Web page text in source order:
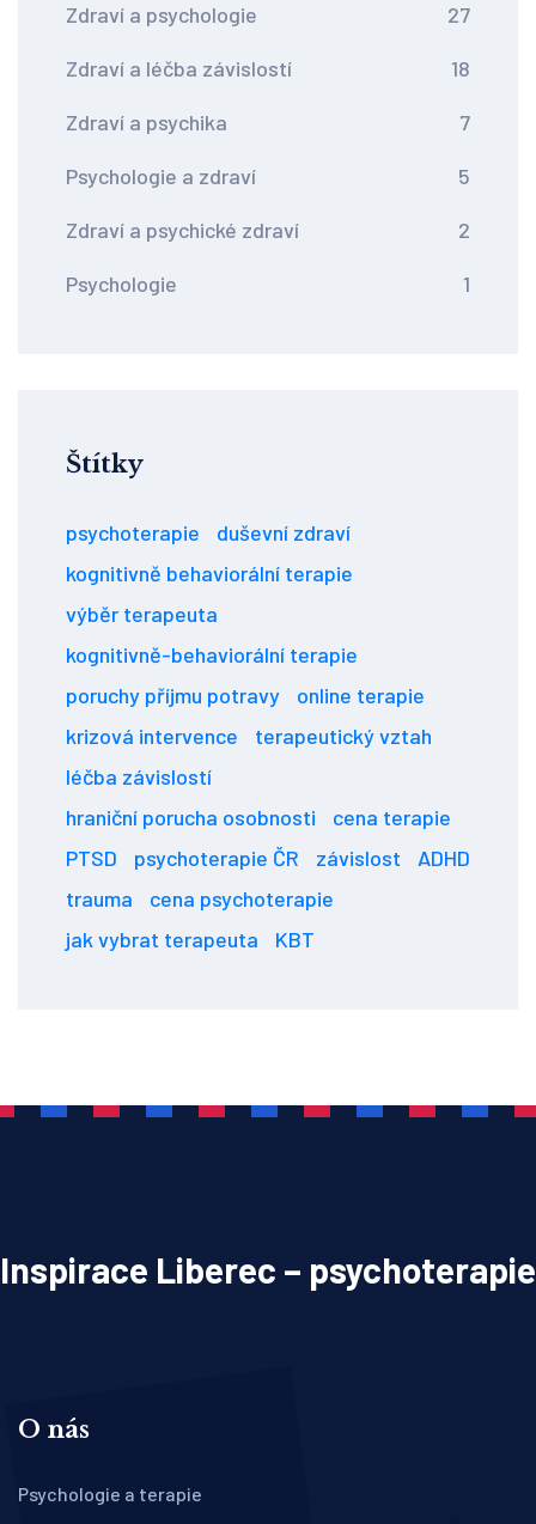
Zdraví a psychologie 27
Zdraví a léčba závislostí 18
Zdraví a psychika 7
Psychologie a zdraví 5
Zdraví a psychické zdraví 2
Psychologie 1
Štítky
psychoterapie
duševní zdraví
kognitivně behaviorální terapie
výběr terapeuta
kognitivně-behaviorální terapie
poruchy příjmu potravy
online terapie
krizová intervence
terapeutický vztah
léčba závislostí
hraniční porucha osobnosti
cena terapie
PTSD
psychoterapie ČR závislost
ADHD
trauma
cena psychoterapie
jak vybrat terapeuta
KBT
Inspirace Liberec – psychoterapie
O nás
Psychologie a terapie